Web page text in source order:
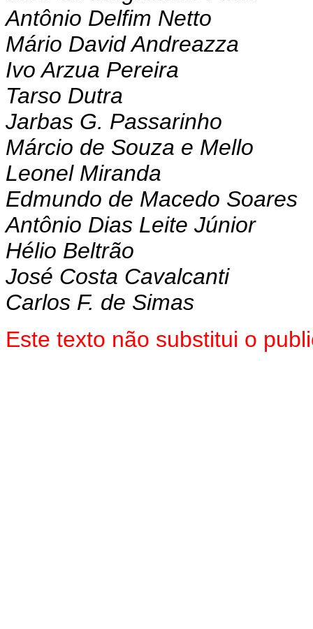
Antônio Delfim Netto
Mário David Andreazza
Ivo Arzua Pereira
Tarso Dutra
Jarbas G. Passarinho
Márcio de Souza e Mello
Leonel Miranda
Edmundo de Macedo Soares
Antônio Dias Leite Júnior
Hélio Beltrão
José Costa Cavalcanti
Carlos F. de Simas
Este texto não substitui o